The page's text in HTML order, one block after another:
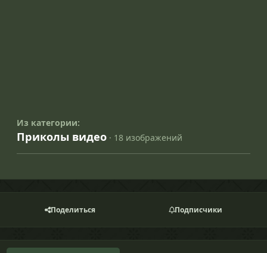
Из категории:
Приколы видео · 18 изображений
Поделиться Подписчики